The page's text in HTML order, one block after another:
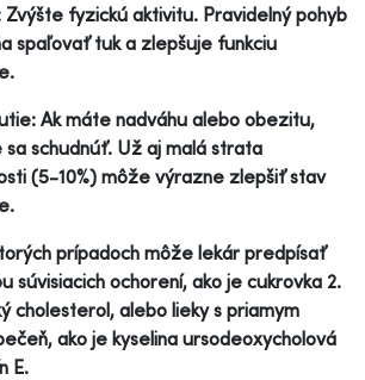
Zvýšte fyzickú aktivitu. Pravidelný pohyb
spaľovať tuk a zlepšuje funkciu
Ak máte nadváhu alebo obezitu,
sa schudnúť. Už aj malá strata
(5-10%) môže výrazne zlepšiť stav
prípadoch môže lekár predpísať
súvisiacich ochorení, ako je cukrovka 2.
cholesterol, alebo lieky s priamym
ako je kyselina ursodeoxycholová
E.